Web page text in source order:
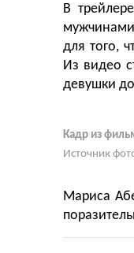
В
мужчинами
для того,
Из видео
девушки
Кадр из
Источник
Мариса